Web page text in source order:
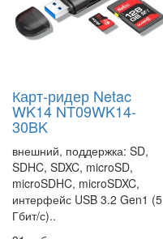
Карт-ридер Netac
WK14 NT09WK14-
30BK
внешний, поддержка: SD,
SDHC, SDXC, microSD,
microSDHC, microSDXC,
интерфейс USB 3.2 Gen1 (5
Гбит/с)..